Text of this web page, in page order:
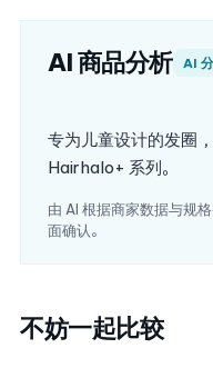
AI 商品分析 AI
专为儿童设计的发圈
Hairhalo+ 系列。
由 AI 根据商家数据与规
面确认。
不妨一起比较